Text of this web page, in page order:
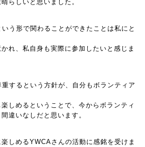
らしいと思いました。
う形で関わることができたことは私にと
れ、私自身も実際に参加したいと感じま
するという方針が、自分もボランティア
しめるということで、今からボランティ
違いなしだと思います。
しめるYWCAさんの活動に感銘を受けま